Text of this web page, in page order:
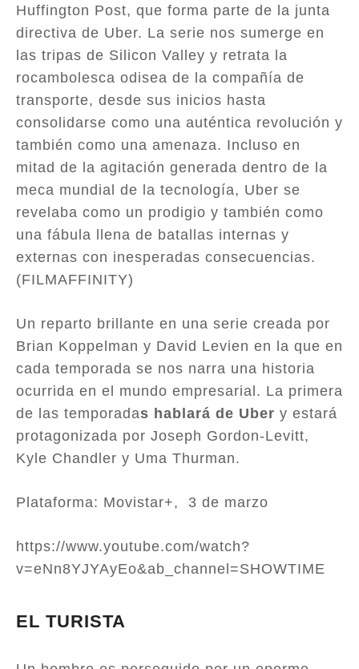
Huffington Post, que forma parte de la junta
directiva de Uber. La serie nos sumerge en
las tripas de Silicon Valley y retrata la
rocambolesca odisea de la compañía de
transporte, desde sus inicios hasta
consolidarse como una auténtica revolución y
también como una amenaza. Incluso en
mitad de la agitación generada dentro de la
meca mundial de la tecnología, Uber se
revelaba como un prodigio y también como
una fábula llena de batallas internas y
externas con inesperadas consecuencias.
(FILMAFFINITY)
Un reparto brillante en una serie creada por
Brian Koppelman y David Levien en la que en
cada temporada se nos narra una historia
ocurrida en el mundo empresarial. La primera
de las temporadas hablará de Uber y estará
protagonizada por Joseph Gordon-Levitt,
Kyle Chandler y Uma Thurman.
Plataforma: Movistar+, 3 de marzo
https://www.youtube.com/watch?
v=eNn8YJYAyEo&ab_channel=SHOWTIME
EL TURISTA